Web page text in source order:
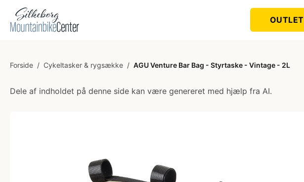
OUTLET
Forside / Cykeltasker & rygsække / AGU Venture Bar Bag - Styrtaske - Vintage - 2L
Dele af indholdet på denne side kan være genereret med hjælp fra AI.